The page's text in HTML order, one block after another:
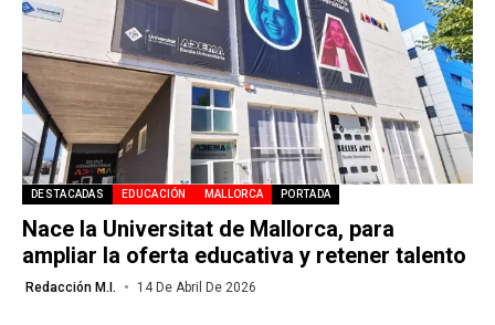
DESTACADAS EDUCACIÓN MALLORCA PORTADA
Nace la Universitat de Mallorca, para
ampliar la oferta educativa y retener talento
Redacción M.I. 14 De Abril De 2026